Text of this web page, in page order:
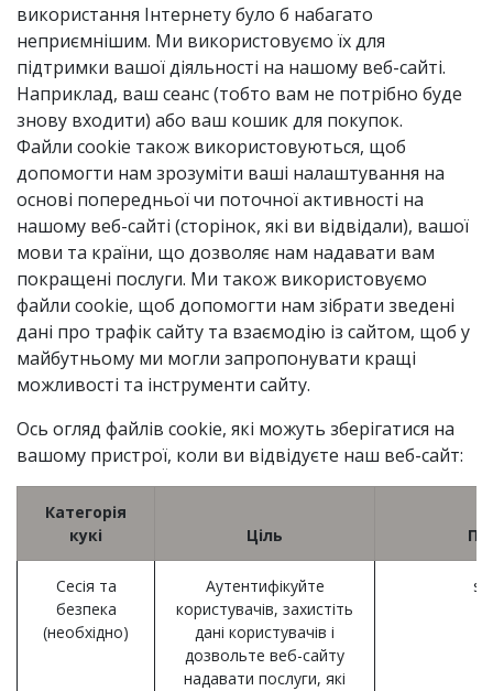
використання Інтернету було б набагато
неприємнішим. Ми використовуємо їх для
підтримки вашої діяльності на нашому веб-сайті.
Наприклад, ваш сеанс (тобто вам не потрібно буде
знову входити) або ваш кошик для покупок.
Файли cookie також використовуються, щоб
допомогти нам зрозуміти ваші налаштування на
основі попередньої чи поточної активності на
нашому веб-сайті (сторінок, які ви відвідали), вашої
мови та країни, що дозволяє нам надавати вам
покращені послуги. Ми також використовуємо
файли cookie, щоб допомогти нам зібрати зведені
дані про трафік сайту та взаємодію із сайтом, щоб у
майбутньому ми могли запропонувати кращі
можливості та інструменти сайту.
Ось огляд файлів cookie, які можуть зберігатися на
вашому пристрої, коли ви відвідуєте наш веб-сайт:
Категорія
кукі
Ціль
Сесія та
безпека
(необхідно)
Аутентифікуйте
користувачів, захистіть
дані користувачів і
дозвольте веб-сайту
надавати послуги, які